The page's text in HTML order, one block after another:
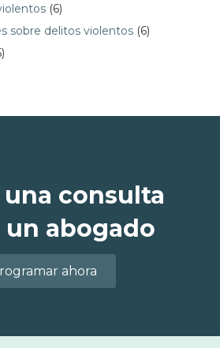
(6)
sobre delitos violentos (6)
consulta
abogado
ahora